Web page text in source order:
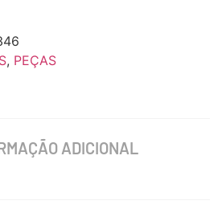
, PEÇAS
ADICIONAL